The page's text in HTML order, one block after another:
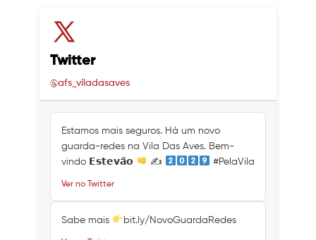
Twitter
@afs_viladasaves
Estamos mais seguros. Há um novo
guarda-redes na Vila Das Aves. Bem-
vindo 𝗘𝘀𝘁𝗲𝘃𝗮̃𝗼
✍ #PelaVila
Ver no Twitter
Sabe mais bit.ly/NovoGuardaRedes